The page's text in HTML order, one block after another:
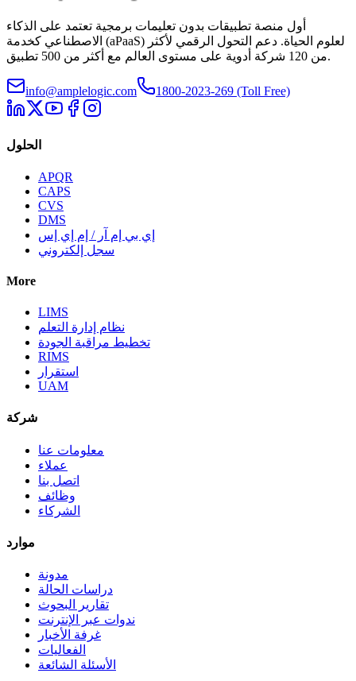
أول منصة تطبيقات بدون تعليمات برمجية تعتمد على الذكاء
الاصطناعي كخدمة (aPaaS) لعلوم الحياة. دعم التحول الرقمي لأكثر
من 120 شركة أدوية على مستوى العالم مع أكثر من 500 تطبيق.
info@amplelogic.com 1800-2023-269 (Toll Free)
الحلول
APQR
CAPS
CVS
DMS
إي بي إم آر / إم إي إس
سجل إلكتروني
More
LIMS
نظام إدارة التعلم
تخطيط مراقبة الجودة
RIMS
استقرار
UAM
شركة
معلومات عنا
عملاء
اتصل بنا
وظائف
الشركاء
موارد
مدونة
دراسات الحالة
تقارير البحوث
ندوات عبر الإنترنت
غرفة الأخبار
الفعاليات
الأسئلة الشائعة